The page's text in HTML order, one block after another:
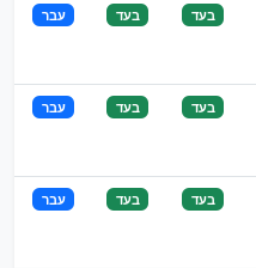
בעד בעד עבר
בעד בעד עבר
בעד בעד עבר